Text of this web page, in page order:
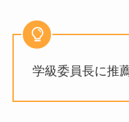
学級委員長に推